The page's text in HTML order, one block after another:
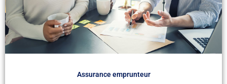
Assurance emprunteur